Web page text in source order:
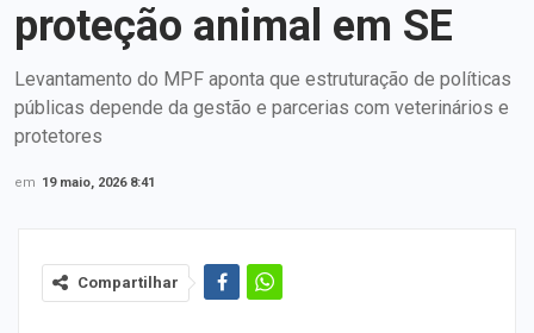
proteção animal em SE
Levantamento do MPF aponta que estruturação de políticas
públicas depende da gestão e parcerias com veterinários e
protetores
em 19 maio, 2026 8:41
Compartilhar